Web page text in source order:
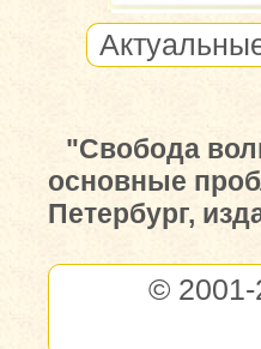
"Свобода
основные
Петербург,
© 2001-